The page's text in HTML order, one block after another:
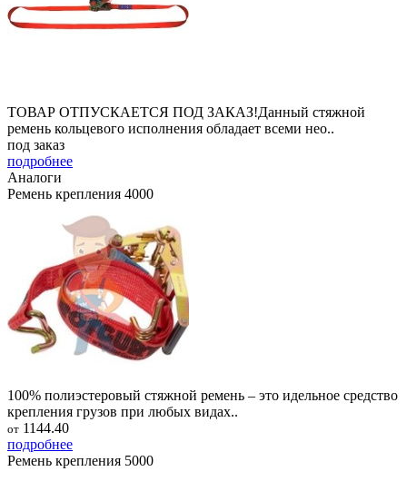
ТОВАР ОТПУСКАЕТСЯ ПОД ЗАКАЗ!Данный стяжной
ремень кольцевого исполнения обладает всеми нео..
под заказ
подробнее
Аналоги
Ремень крепления 4000
100% полиэстеровый стяжной ремень – это идельное средство
крепления грузов при любых видах..
от 1144.40
подробнее
Ремень крепления 5000